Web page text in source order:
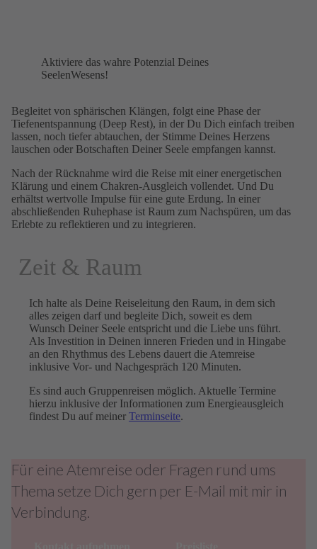
Aktiviere das wahre Potenzial Deines
SeelenWesens!
Begleitet von sphärischen Klängen, folgt eine Phase der
Tiefenentspannung (Deep Rest), in der Du Dich einfach treiben
lassen, noch tiefer abtauchen, der Stimme Deines Herzens
lauschen oder Botschaften Deiner Seele empfangen kannst.
Nach der Rücknahme wird die Reise mit einer energetischen
Klärung und einem Chakren-Ausgleich vollendet. Und Du
erhältst wertvolle Impulse für eine gute Erdung. In einer
abschließenden Ruhephase ist Raum zum Nachspüren, um das
Erlebte zu reflektieren und zu integrieren.
Zeit & Raum
Ich halte als Deine Reiseleitung den Raum, in dem sich
alles zeigen darf und begleite Dich, soweit es dem
Wunsch Deiner Seele entspricht und die Liebe uns führt.
Als Investition in Deinen inneren Frieden und in Hingabe
an den Rhythmus des Lebens dauert die Atemreise
inklusive Vor- und Nachgespräch 120 Minuten.
Es sind auch Gruppenreisen möglich. Aktuelle Termine
hierzu inklusive der Informationen zum Energieausgleich
findest Du auf meiner Terminseite.
Für eine Atemreise oder Fragen rund ums
Thema setze Dich gern per E-Mail mit mir in
Verbindung.